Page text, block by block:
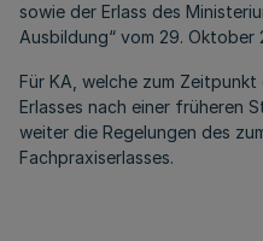
sowie der Erlass des
Ausbildung“ vom 29. Oktober
Für KA, welche zum
Erlasses nach einer früheren
weiter die Regelungen des
Fachpraxiserlasses.